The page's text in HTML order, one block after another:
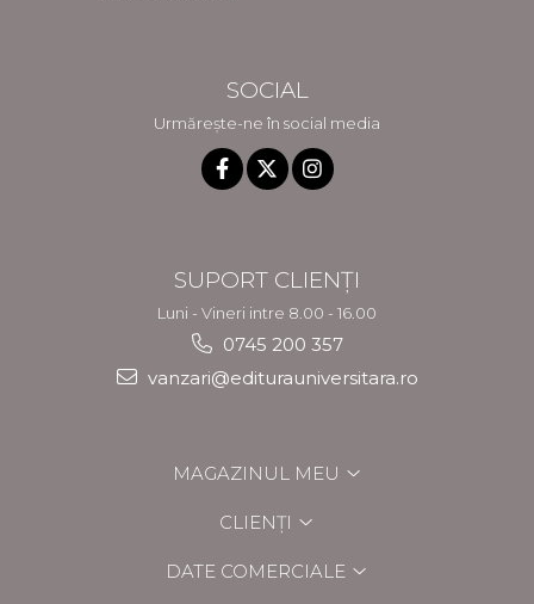
SOCIAL
Urmărește-ne în social media
SUPORT CLIENȚI
Luni - Vineri intre 8.00 - 16.00
0745 200 357
vanzari@editurauniversitara.ro
MAGAZINUL MEU
CLIENȚI
DATE COMERCIALE